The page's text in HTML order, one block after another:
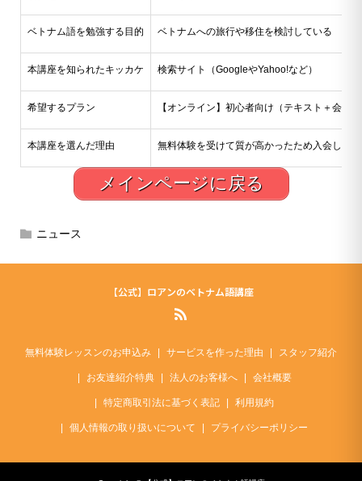
ベトナム語を勉強する目的 ベトナムへの旅行や移住を検討している
本講座を知られたキッカケ 検索サイト（GoogleやYahoo!など）
希望するプラン 【オンライン】初心者向け（テキスト＋会話）
本講座を選んだ理由 無料体験を受けて質が高かったため入会しよ
メインページに戻る
ニュース
【公式】ロアンのベトナム語講座
無料体験レッスンのお申込み サービスを作った理由 スタッフ紹介
お友達紹介特典 法人のお客様へ 会社概要
特定商取引法に基づく表記 利用規約
個人情報の取り扱いについて プライバシーポリシー